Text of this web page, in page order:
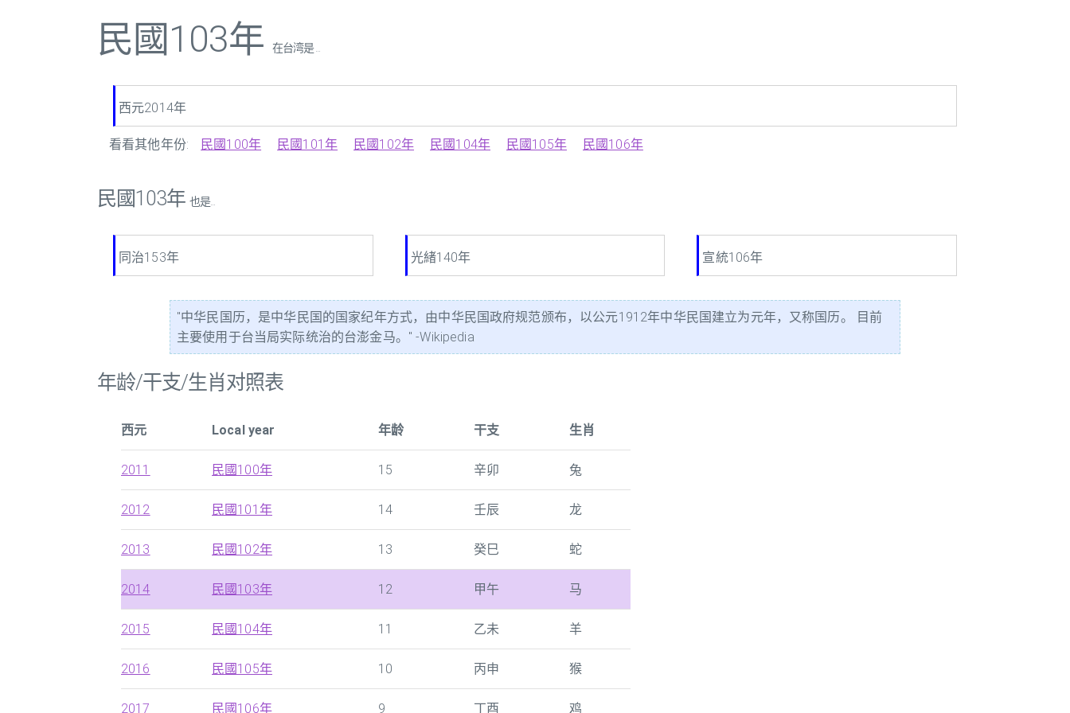
民國103年 在台湾是 ...
西元2014年
看看其他年份: 民國100年 民國101年 民國102年 民國104年 民國105年 民國106年
民國103年 也是...
同治153年 光緒140年 宣統106年
"中华民国历，是中华民国的国家纪年方式，由中华民国政府规范颁布，以公元1912年中华民国建立为元年，又称国历。 目前
主要使用于台当局实际统治的台澎金马。" -Wikipedia
年龄/干支/生肖对照表
西元 Local year 年龄 干支 生肖
2011 民國100年 15 辛卯 兔
2012 民國101年 14 壬辰 龙
2013 民國102年 13 癸巳 蛇
2014 民國103年 12 甲午 马
2015 民國104年 11 乙未 羊
2016 民國105年 10 丙申 猴
2017 民國106年 9 丁酉 鸡